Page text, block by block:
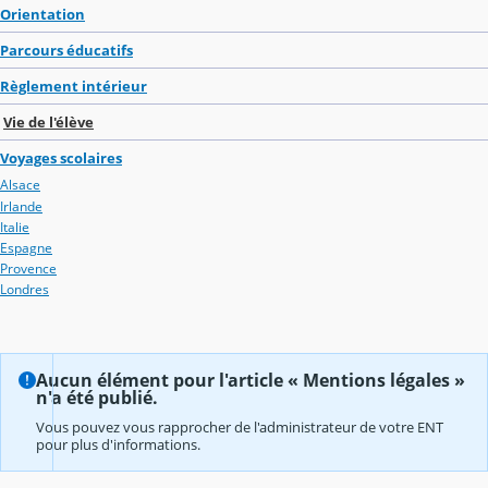
Orientation
Parcours éducatifs
Règlement intérieur
Vie de l'élève
Voyages scolaires
Alsace
Irlande
Italie
Espagne
Provence
Londres
Aucun élément pour l'article « Mentions légales »
n'a été publié.
Vous pouvez vous rapprocher de l'administrateur de votre ENT
pour plus d'informations.